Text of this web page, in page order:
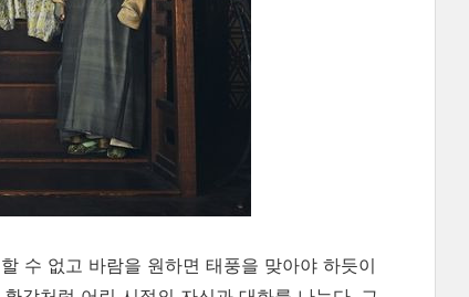
수 없고 바람을 원하면 태풍을 맞아야 하듯이